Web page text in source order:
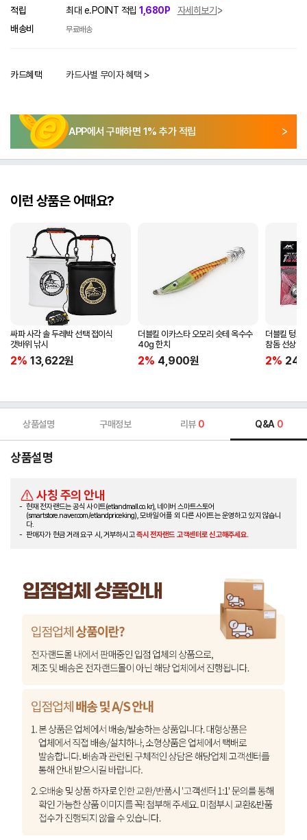
적립 최대 e.POINT 적립 1,680P
자세히보기
배송비
무료배송
카드혜택 카드사별 무이자 혜택 >
APP에서 구매하면 1% 추가 적립
이런 상품은 어때요?
싸파 사각 솔 두레박 선택 접이식
갯바위 낚시
2% 13,622원
더블킬 이카스타 오모리 슷테 옥수수
40g 한치
2% 4,900원
더블킬 텅스
참돔 선상낚
2%
상품설명 구매정보 리뷰 0 Q&A 0
상품설명
사칭 주의 안내
현재 전자랜드는 공식 사이트(etlandmall.co.kr), 네이버 스마트스토어
(smartstore.naver.com/etlandpriceking), 모바일 어플 외 다른 사이트는 운영하고 있지 않습니
다.
판매자가 현금 거래 요구 시, 거부하시고즉시 전자랜드 고객센터로 신고해주세요.